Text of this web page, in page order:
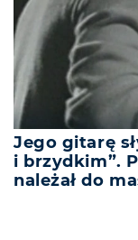
Jego gitarę
i brzydkim”.
należał do